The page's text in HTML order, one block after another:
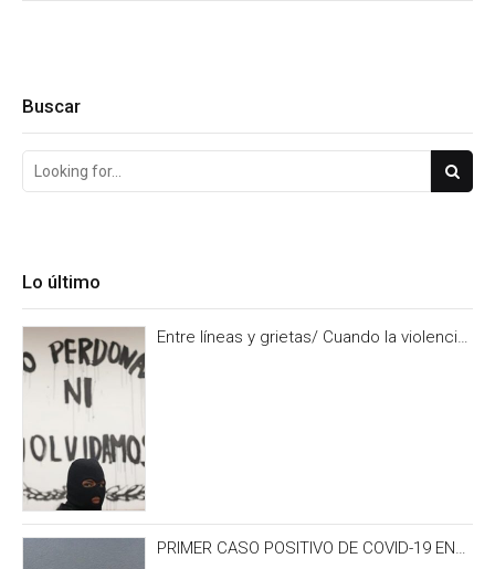
Buscar
Lo último
Entre líneas y grietas/ Cuando la violencia
PRIMER CASO POSITIVO DE COVID-19 EN